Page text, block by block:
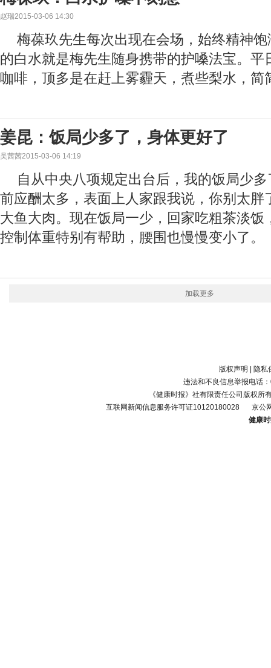
赵瑞2015-03-06 14:30
梅葆玖先生每次出现在会场，始终精神
的白水就是梅先生随身携带的护嗓法宝。平
咖啡，顶多是在赶上雾霾天，煮些梨水，简
姜昆：饭局少多了，身体更好了
吴茜茜2015-03-06 14:19
自从中央八项规定出台后，我的饭局少
前应酬太多，表面上人家跟我说，你别太胖
大鱼大肉。现在饭局一少，回家吃粗茶淡饭
控制体重特别有帮助，腰围也慢慢变小了。
加载更多
版权声明
隐私
违法和不良信息举报电话
《健康时报》社有限责任公司版权所
互联网新闻信息服务许可证10120180028
京公
健康